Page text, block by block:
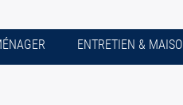
ENTRETIEN &